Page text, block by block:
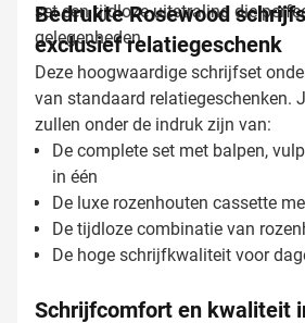
set een tijdloze uitstraling die
gelegenheden.
Bedrukte Rosewood
exclusief relatiegeschenk
Deze hoogwaardige schrijfset
van standaard relatiegeschenken.
zullen onder de indruk zijn van:
De complete set met balpen,
in één
De luxe rozenhouten cassette
De tijdloze combinatie van
De hoge schrijfkwaliteit voor
Schrijfcomfort en kwaliteit